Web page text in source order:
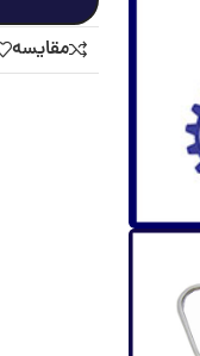
مقايسه